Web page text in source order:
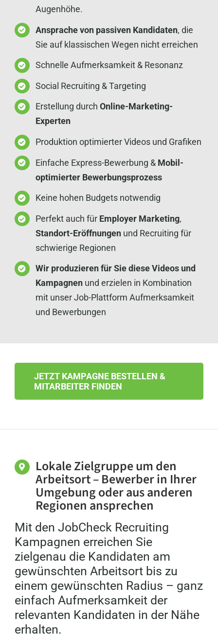
Augenhöhe.
Ansprache von passiven Kandidaten, die
Sie auf klassischen Wegen nicht erreichen
Schnelle Aufmerksamkeit & Resonanz
Social Recruiting & Targeting
Erstellung durchOnline-Marketing-
Experten
Produktion optimierter Videos und Grafiken
Einfache Express-Bewerbung & Mobil-
optimierter Bewerbungsprozess
Keine hohen Budgets notwendig
Perfekt auch für Employer Marketing,
Standort-Eröffnungen und Recruiting für
schwierige Regionen
Wir produzieren für Sie diese Videos und
Kampagnen und erzielen in Kombination
mit unser Job-Plattform Aufmerksamkeit
und Bewerbungen
JETZT KAMPAGNE BESTELLEN &
MITARBEITER FINDEN
Lokale Zielgruppe um den
Arbeitsort – Bewerber in Ihrer
Umgebung oder aus anderen
Regionen ansprechen
Mit den JobCheck Recruiting
Kampagnen erreichen Sie
zielgenau die Kandidaten am
gewünschten Arbeitsort bis zu
einem gewünschten Radius – ganz
einfach Aufmerksamkeit der
relevanten Kandidaten in der Nähe
erhalten.